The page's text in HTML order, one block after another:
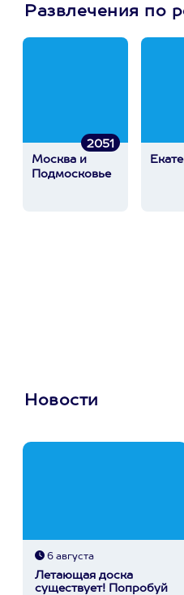
Развлечения по
2051
Москва и
Подмосковье
Новости
6 августа
Летающая доска
существует! Попробуй